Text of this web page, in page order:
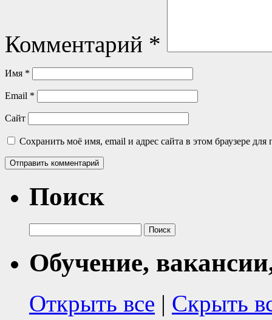
Комментарий *
Имя *
Email *
Сайт
Сохранить моё имя, email и адрес сайта в этом браузере
Поиск
Обучение,
Открыть все | Скрыть